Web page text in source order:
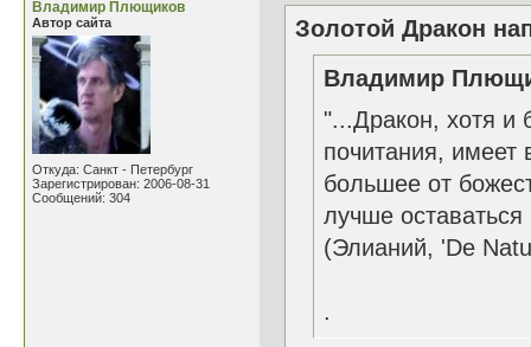
Владимир Плющиков
Автор сайта
Откуда: Санкт - Петербург
Зарегистрирован: 2006-08-31
Сообщений: 304
Золотой Дракон
Владимир
"...Дракон, хотя и
почитания, имеет
большее от
лучше
(Элианий, 'De
.